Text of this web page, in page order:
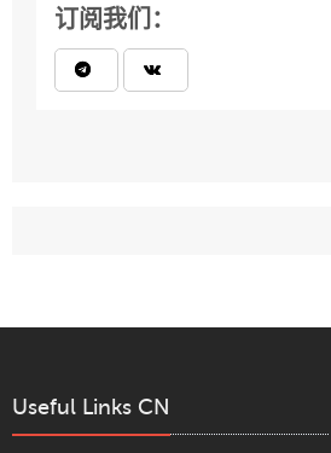
订阅我们：
Useful Links CN